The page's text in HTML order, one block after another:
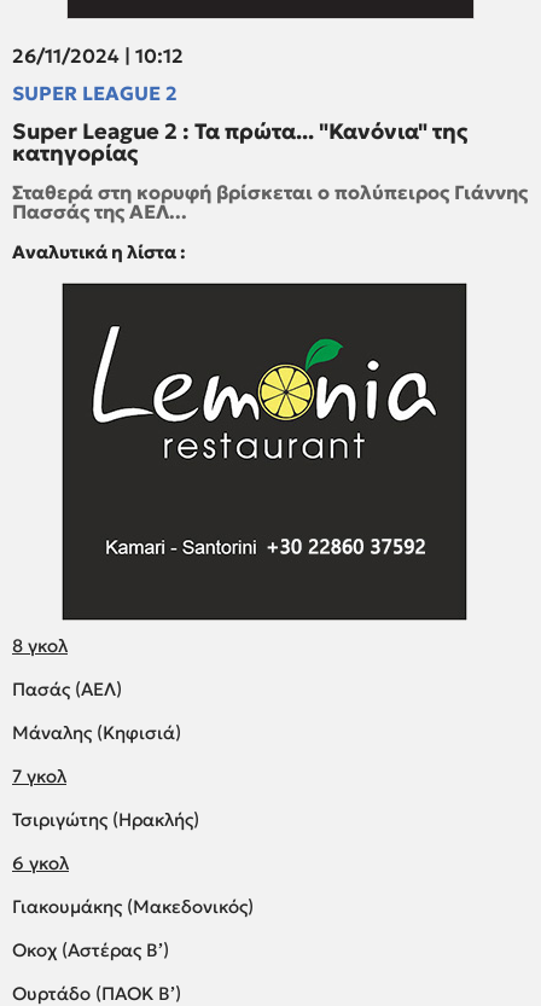
26/11/2024 | 10:12
SUPER LEAGUE 2
Super League 2 : Τα πρώτα... "Κανόνια" της
κατηγορίας
Σταθερά στη κορυφή βρίσκεται ο πολύπειρος Γιάννης
Πασσάς της ΑΕΛ...
Αναλυτικά η λίστα :
8 γκολ
Πασάς (ΑΕΛ)
Μάναλης (Κηφισιά)
7 γκολ
Τσιριγώτης (Ηρακλής)
6 γκολ
Γιακουμάκης (Μακεδονικός)
Οκοχ (Αστέρας Β’)
Ουρτάδο (ΠΑΟΚ Β’)